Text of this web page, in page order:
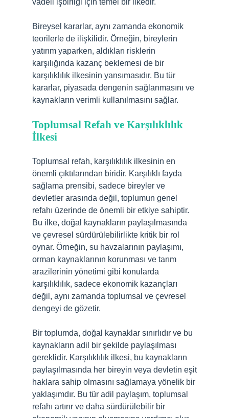
vadeli işbirliği için temel bir ilkedir.
Bireysel kararlar, aynı zamanda ekonomik
teorilerle de ilişkilidir. Örneğin, bireylerin
yatırım yaparken, aldıkları risklerin
karşılığında kazanç beklemesi de bir
karşılıklılık ilkesinin yansımasıdır. Bu tür
kararlar, piyasada dengenin sağlanmasını ve
kaynakların verimli kullanılmasını sağlar.
Toplumsal Refah ve Karşılıklılık
İlkesi
Toplumsal refah, karşılıklılık ilkesinin en
önemli çıktılarından biridir. Karşılıklı fayda
sağlama prensibi, sadece bireyler ve
devletler arasında değil, toplumun genel
refahı üzerinde de önemli bir etkiye sahiptir.
Bu ilke, doğal kaynakların paylaşılmasında
ve çevresel sürdürülebilirlikte kritik bir rol
oynar. Örneğin, su havzalarının paylaşımı,
orman kaynaklarının korunması ve tarım
arazilerinin yönetimi gibi konularda
karşılıklılık, sadece ekonomik kazançları
değil, aynı zamanda toplumsal ve çevresel
dengeyi de gözetir.
Bir toplumda, doğal kaynaklar sınırlıdır ve bu
kaynakların adil bir şekilde paylaşılması
gereklidir. Karşılıklılık ilkesi, bu kaynakların
paylaşılmasında her bireyin veya devletin eşit
haklara sahip olmasını sağlamaya yönelik bir
yaklaşımdır. Bu tür adil paylaşım, toplumsal
refahı artırır ve daha sürdürülebilir bir